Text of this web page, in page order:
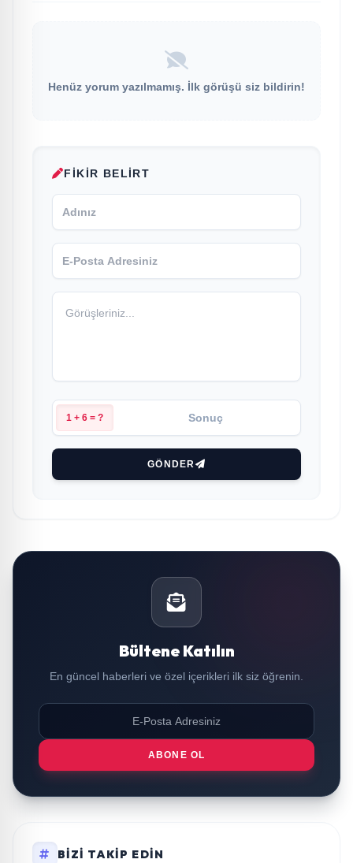
Henüz yorum yazılmamış. İlk görüşü siz bildirin!
FIKIR BELIRT
1 + 6 = ?
GÖNDER
Bültene Katılın
En güncel haberleri ve özel içerikleri ilk siz öğrenin.
ABONE OL
BIZI TAKIP EDIN